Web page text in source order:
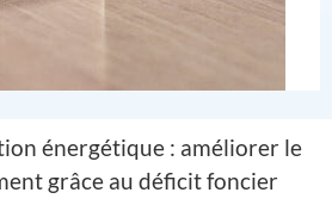
énergétique : améliorer le
grâce au déficit foncier